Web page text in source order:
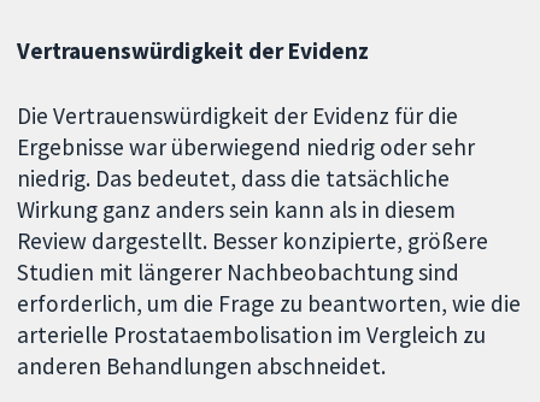
Vertrauenswürdigkeit der Evidenz
Die Vertrauenswürdigkeit der Evidenz für die
Ergebnisse war überwiegend niedrig oder sehr
niedrig. Das bedeutet, dass die tatsächliche
Wirkung ganz anders sein kann als in diesem
Review dargestellt. Besser konzipierte, größere
Studien mit längerer Nachbeobachtung sind
erforderlich, um die Frage zu beantworten, wie die
arterielle Prostataembolisation im Vergleich zu
anderen Behandlungen abschneidet.